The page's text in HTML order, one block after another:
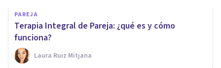
PAREJA
Terapia Integral de Pareja: ¿qué es y cómo
funciona?
Laura Ruiz Mitjana